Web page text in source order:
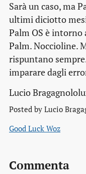
Sarà un caso, ma
ultimi diciotto
Palm OS è intorno
Palm. Noccioline.
rispuntano
imparare dagli
Lucio
Posted by Lucio
Good Luck Woz
Commenta